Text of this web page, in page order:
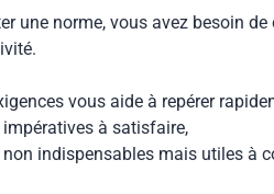
une norme, vous avez besoin
vous aide à repérer
impératives à satisfaire,
non indispensables mais utiles à